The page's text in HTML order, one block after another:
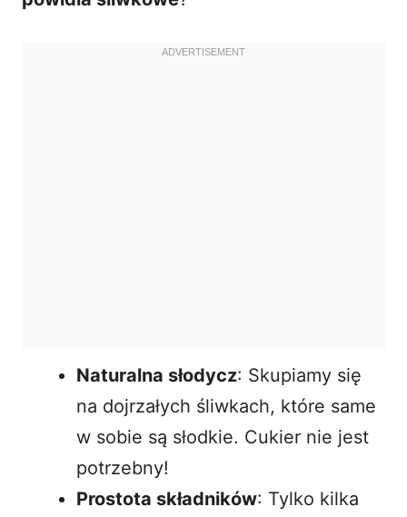
Naturalna słodycz: Skupiamy się
na dojrzałych śliwkach, które same
w sobie są słodkie. Cukier nie jest
potrzebny!
Prostota składników: Tylko kilka